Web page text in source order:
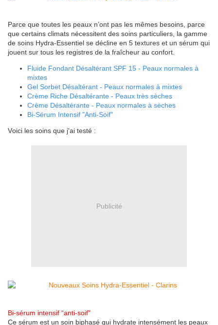
Parce que toutes les peaux n’ont pas les mêmes besoins, parce
que certains climats nécessitent des soins particuliers, la gamme
de soins Hydra-Essentiel se décline en 5 textures et un sérum qui
jouent sur tous les registres de la fraîcheur au confort.
Fluide Fondant Désaltérant SPF 15 - Peaux normales à
mixtes
Gel Sorbet Désaltérant - Peaux normales à mixtes
Crème Riche Désaltérante - Peaux très sèches
Crème Désaltérante - Peaux normales à sèches
Bi-Sérum Intensif "Anti-Soif"
Voici les soins que j'ai testé :
Publicité
Bi-sérum intensif “anti-soif”
Ce sérum est un soin biphasé qui hydrate intensément les peaux